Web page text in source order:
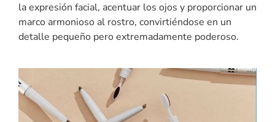
la expresión facial, acentuar los ojos y proporcionar un
marco armonioso al rostro, convirtiéndose en un
detalle pequeño pero extremadamente poderoso.